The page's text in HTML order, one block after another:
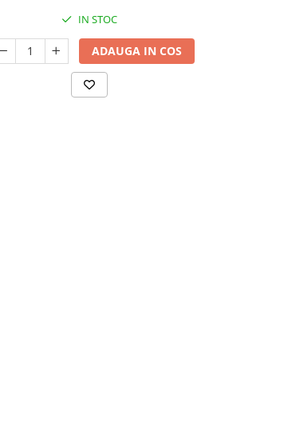
IN STOC
ADAUGA IN COS